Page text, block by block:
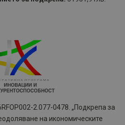
2.077-0478. „Подкрепа за
на икономическите